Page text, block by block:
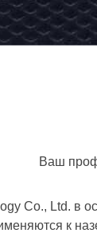
UAV
PA
Ваш
Co., Ltd. в
к